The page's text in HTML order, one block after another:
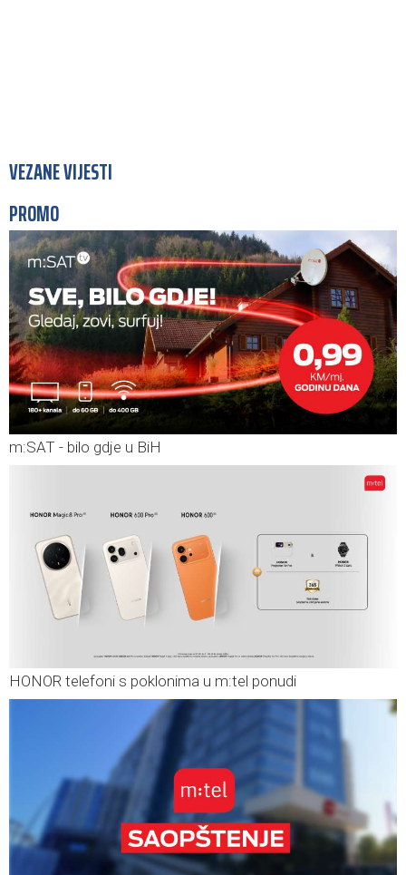
VEZANE VIJESTI
PROMO
m:SAT - bilo gdje u BiH
HONOR telefoni s poklonima u m:tel ponudi